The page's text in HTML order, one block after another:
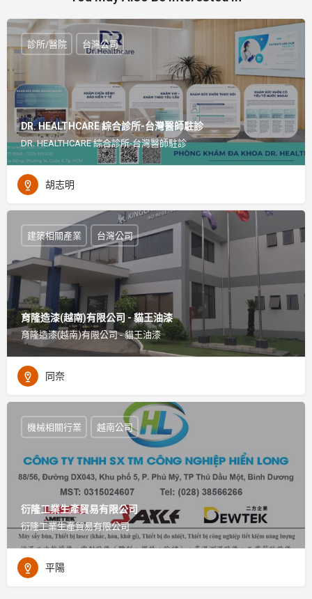
DR. HEALTHCARE 綜合診所-台灣醫師駐診
DR. HEALTHCARE 綜合診所-台灣醫師駐診
診所/醫院 台灣公司
胡志明
育隆造漆(越南)有限公司 - 貓王油漆
育隆造漆(越南)有限公司 - 貓王油漆
建築相關產業 台灣公司
同奈
衍隆工業生產貿易有限公司
衍隆工業生產貿易有限公司
機械相關行業 越南公司
平陽